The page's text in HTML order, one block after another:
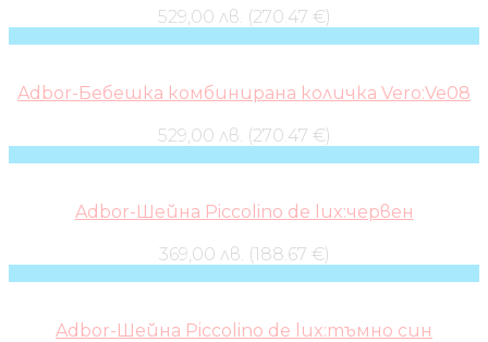
529,00 лв. (270.47 €)
Adbor-Бебешка комбинирана количка Vero:Ve08
529,00 лв. (270.47 €)
Adbor-Шейна Piccolino de lux:червен
369,00 лв. (188.67 €)
Adbor-Шейна Piccolino de lux:тъмно син